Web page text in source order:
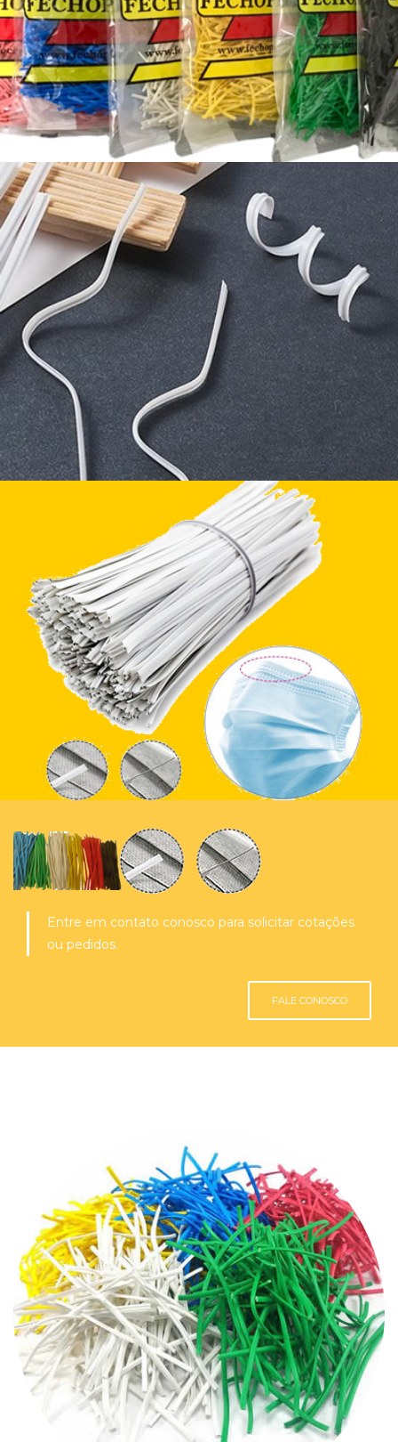
Entre em contato conosco para solicitar cotações
ou pedidos.
FALE CONOSCO